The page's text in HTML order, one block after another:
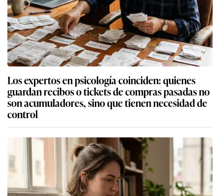
Los expertos en psicología coinciden: quienes
guardan recibos o tickets de compras pasadas no
son acumuladores, sino que tienen necesidad de
control